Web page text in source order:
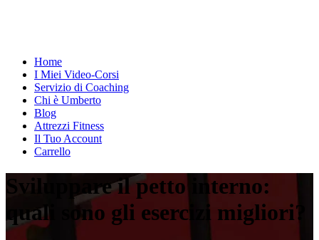
Home
I Miei Video-Corsi
Servizio di Coaching
Chi è Umberto
Blog
Attrezzi Fitness
Il Tuo Account
Carrello
Sviluppare il petto interno:
quali sono gli esercizi migliori?